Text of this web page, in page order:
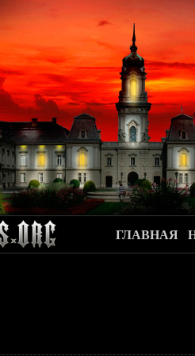
ГЛАВНАЯ